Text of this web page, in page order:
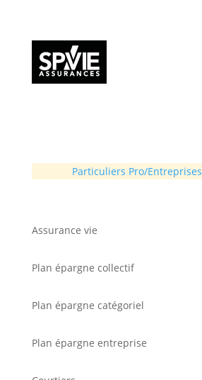
Particuliers Pro/Entreprises
Assurance vie
Plan épargne collectif
Plan épargne catégoriel
Plan épargne entreprise